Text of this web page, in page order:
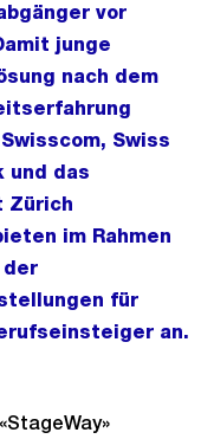
vor
junge
nach dem
Swiss
und das
Zürich
im Rahmen
der
für
an.